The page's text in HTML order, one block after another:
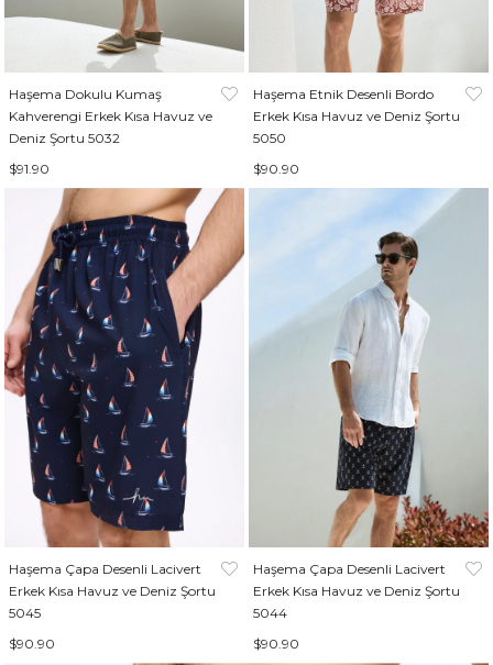
Haşema Dokulu Kumaş
Kahverengi Erkek Kısa Havuz ve
Deniz Şortu 5032
$91.90
Haşema Etnik Desenli Bordo
Erkek Kısa Havuz ve Deniz Şortu
5050
$90.90
Haşema Çapa Desenli Lacivert
Erkek Kısa Havuz ve Deniz Şortu
5045
$90.90
Haşema Çapa Desenli Lacivert
Erkek Kısa Havuz ve Deniz Şortu
5044
$90.90